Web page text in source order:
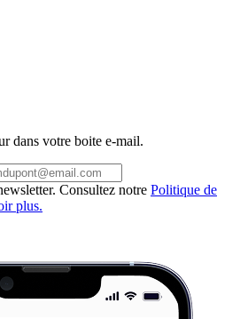
dans votre boite e-mail.
Consultez notre Politique de
plus.